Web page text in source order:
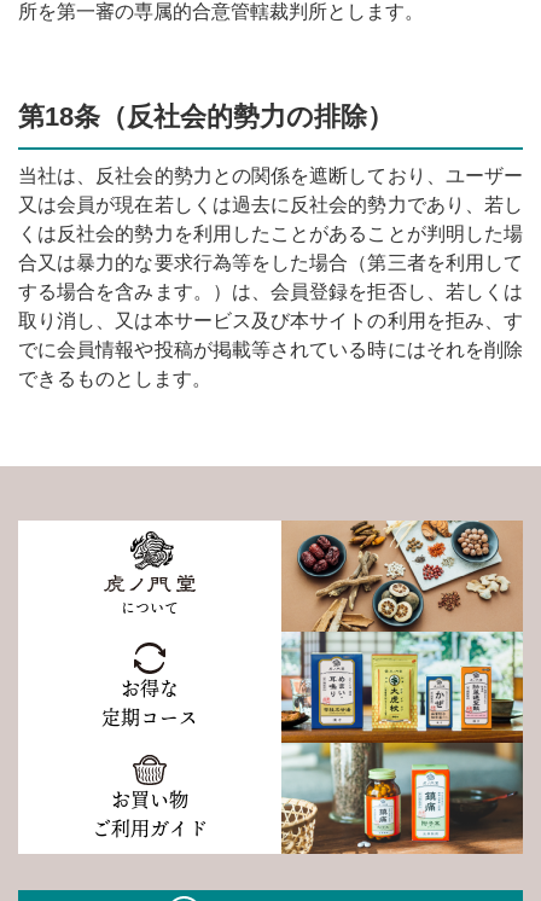
所を第一審の専属的合意管轄裁判所とします。
第18条（反社会的勢力の排除）
当社は、反社会的勢力との関係を遮断しており、ユーザー
又は会員が現在若しくは過去に反社会的勢力であり、若し
くは反社会的勢力を利用したことがあることが判明した場
合又は暴力的な要求行為等をした場合（第三者を利用して
する場合を含みます。）は、会員登録を拒否し、若しくは
取り消し、又は本サービス及び本サイトの利用を拒み、す
でに会員情報や投稿が掲載等されている時にはそれを削除
できるものとします。
について
お得な
定期コース
お買い物
ご利用ガイド